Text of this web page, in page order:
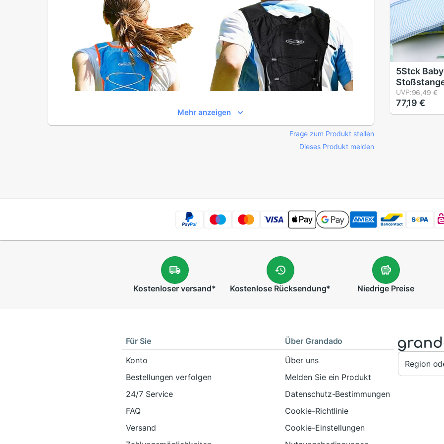
Mehr anzeigen
Frage zum Produkt stellen
Dieses Produkt melden
5Stck
Haus
Krippe
Kinderbett
UVP:96,49 €
77,19 €
Kostenloserversand* Kostenlose Rücksendung* NiedrigePreise
Für Sie
Konto
Bestellungen verfolgen
24/7 Service
FAQ
Versand
Über Grandado
Über uns
Melden Sie ein Produkt
Datenschutz-Bestimmungen
Cookie-Richtlinie
Cookie-Einstellungen
Region